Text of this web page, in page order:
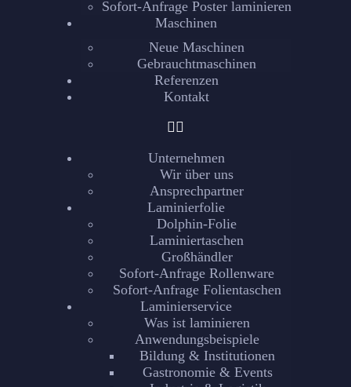
Sofort-Anfrage Poster laminieren
Maschinen
Neue Maschinen
Gebrauchtmaschinen
Referenzen
Kontakt
Unternehmen
Wir über uns
Ansprechpartner
Laminierfolie
Dolphin-Folie
Laminiertaschen
Großhändler
Sofort-Anfrage Rollenware
Sofort-Anfrage Folientaschen
Laminierservice
Was ist laminieren
Anwendungsbeispiele
Bildung & Institutionen
Gastronomie & Events